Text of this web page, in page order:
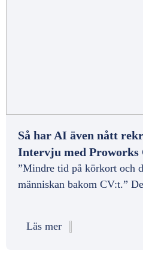
Så har AI även nått
Intervju med Proworks
”Mindre tid på körkort och
människan bakom CV:t.”
Läs mer